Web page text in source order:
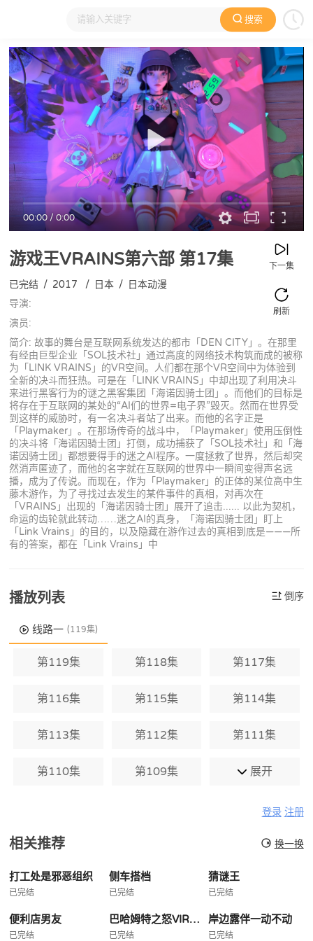
搜索
大家在看 日本动漫 国产动漫 欧美动漫 动漫电影
00:00/0:00
游戏王VRAINS第六部 第17集 下一集
刷新
已完结 / 2017 / 日本 / 日本动漫
导演:
演员:
简介: 故事的舞台是互联网系统发达的都市「DEN CITY」。在那里
有经由巨型企业「SOL技术社」通过高度的网络技术构筑而成的被称
为「LINK VRAINS」的VR空间。人们都在那个VR空间中为体验到
全新的决斗而狂热。可是在「LINK VRAINS」中却出现了利用决斗
来进行黑客行为的谜之黑客集团「海诺因骑士团」。而他们的目标是
将存在于互联网的某处的“AI们的世界=电子界”毁灭。然而在世界受
到这样的威胁时，有一名决斗者站了出来。而他的名字正是
「Playmaker」。在那场传奇的战斗中，「Playmaker」使用压倒性
的决斗将「海诺因骑士团」打倒，成功捕获了「SOL技术社」和「海
诺因骑士团」都想要得手的迷之AI程序。一度拯救了世界，然后却突
然消声匿迹了，而他的名字就在互联网的世界中一瞬间变得声名远
播，成为了传说。而现在，作为「Playmaker」的正体的某位高中生
藤木游作，为了寻找过去发生的某件事件的真相，对再次在
「VRAINS」出现的「海诺因骑士团」展开了追击...... 以此为契机，
命运的齿轮就此转动……迷之AI的真身，「海诺因骑士团」盯上
「Link Vrains」的目的，以及隐藏在游作过去的真相到底是———所
有的答案，都在「Link Vrains」中
播放列表 倒序
线路一 (119集)
第119集 第118集 第117集
第116集 第115集 第114集
第113集 第112集 第111集
第110集 第109集 展开
登录 注册
相关推荐 换一换
打工处是邪恶组织
已完结
侧车搭档
已完结
猜谜王
已完结
便利店男友
已完结
巴哈姆特之怒VIRGINSOUL
已完结
岸边露伴一动不动
已完结